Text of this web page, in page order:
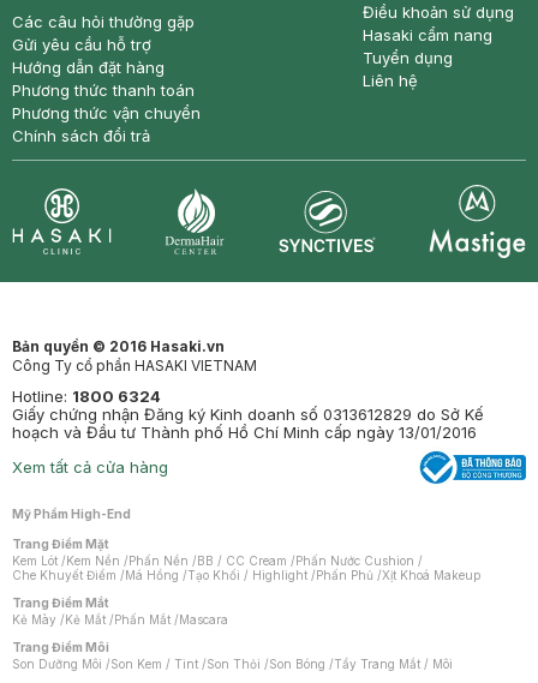
Các câu hỏi thường gặp
Gửi yêu cầu hỗ trợ
Hướng dẫn đặt hàng
Phương thức thanh toán
Phương thức vận chuyển
Chính sách đổi trả
Điều khoản sử dụng
Hasaki cẩm nang
Tuyển dụng
Liên hệ
Bản quyền © 2016 Hasaki.vn
Công Ty cổ phần HASAKI VIETNAM
Hotline: 1800 6324
Giấy chứng nhận Đăng ký Kinh doanh số 0313612829 do Sở Kế
hoạch và Đầu tư Thành phố Hồ Chí Minh cấp ngày 13/01/2016
Xem tất cả cửa hàng
Mỹ Phẩm High-End
Trang Điểm Mặt
Kem Lót /Kem Nền /Phấn Nền /BB / CC Cream /Phấn Nước Cushion /
Che Khuyết Điểm /Má Hồng /Tạo Khối / Highlight /Phấn Phủ /Xịt Khoá Makeup
Trang Điểm Mắt
Kẻ Mày /Kẻ Mắt /Phấn Mắt /Mascara
Trang Điểm Môi
Son Dưỡng Môi /Son Kem / Tint /Son Thỏi /Son Bóng /Tẩy Trang Mắt / Môi